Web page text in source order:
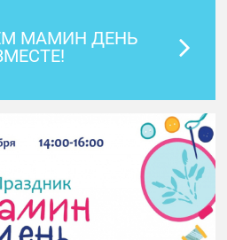
МАМИН ДЕНЬ